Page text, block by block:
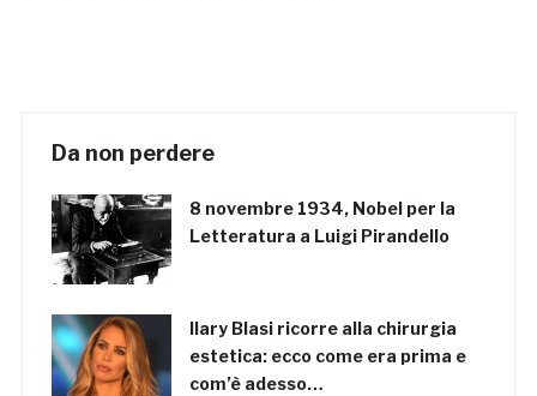
Da non perdere
8 novembre 1934, Nobel per la
Letteratura a Luigi Pirandello
Ilary Blasi ricorre alla chirurgia
estetica: ecco come era prima e
com’è adesso…